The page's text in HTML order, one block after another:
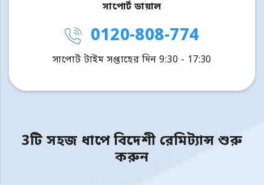
সাপোর্ট ডায়াল
0120-808-774
সাপোর্ট টাইম সপ্তাহের দিন 9:30 - 17:30
3টি সহজ ধাপে বিদেশী রেমিট্যান্স শুরু
করুন